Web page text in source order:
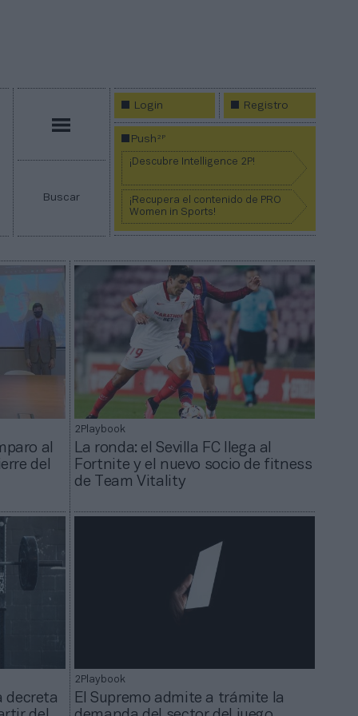
Buscar
Login Registro
Push2P
¡Descubre Intelligence 2P!
¡Recupera el contenido de PRO
Women in Sports!
al
del
2Playbook
La ronda: el Sevilla FC llega al
Fortnite y el nuevo socio de fitness
de Team Vitality
decreta
2Playbook
El Supremo admite a trámite la